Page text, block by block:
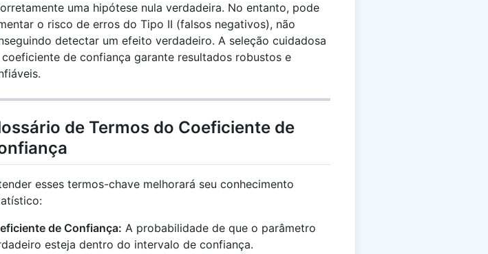
uma hipótese nula verdadeira. No entanto, pode
o risco de erros do Tipo II (falsos negativos), não
detectar um efeito verdadeiro. A seleção cuidadosa
de confiança garante resultados robustos e
de Termos do Coeficiente de
esses termos-chave melhorará seu conhecimento
de Confiança: A probabilidade de que o parâmetro
esteja dentro do intervalo de confiança.